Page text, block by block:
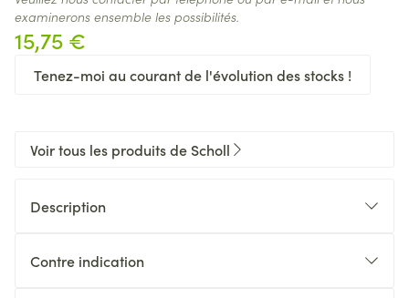
15,75 €
Tenez-moi au courant de l'évolution des stocks !
examinerons ensemble les possibilités.
Voir tous les produits de Scholl
Description
Contre indication